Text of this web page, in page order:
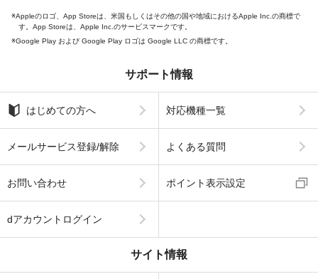
Appleのロゴ、App Storeは、米国もしくはその他の国や地域におけるApple Inc.の商標で
す。App Storeは、Apple Inc.のサービスマークです。
Google Play および Google Play ロゴは Google LLC の商標です。
サポート情報
はじめての方へ 対応機種一覧
メールサービス登録/解除 よくある質問
お問い合わせ ポイント表示設定
dアカウントログイン
サイト情報